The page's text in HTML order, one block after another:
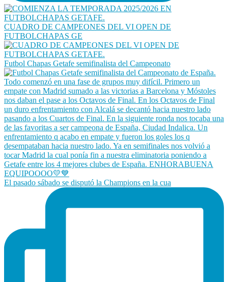
CUADRO DE CAMPEONES DEL VI OPEN DE
FUTBOLCHAPAS GE
Futbol Chapas Getafe semifinalista del Campeonato
El pasado sábado se disputó la Champions en la cua